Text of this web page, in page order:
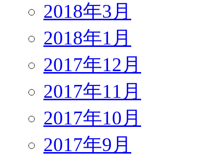
2018年3月
2018年1月
2017年12月
2017年11月
2017年10月
2017年9月